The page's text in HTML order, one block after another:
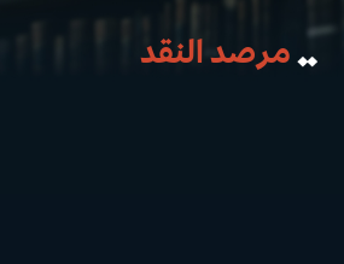
مرصد النقد